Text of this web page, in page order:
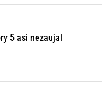
5 asi nezaujal